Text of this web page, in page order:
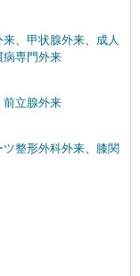
来
甲状腺外来
成人
病専門外来
前立腺外来
ツ整形外科外来
膝関